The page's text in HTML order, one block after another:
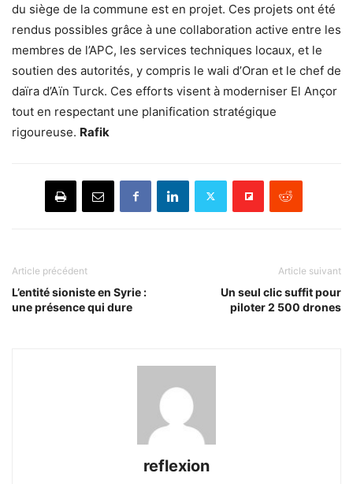
du siège de la commune est en projet. Ces projets ont été
rendus possibles grâce à une collaboration active entre les
membres de l’APC, les services techniques locaux, et le
soutien des autorités, y compris le wali d’Oran et le chef de
daïra d’Aïn Turck. Ces efforts visent à moderniser El Ançor
tout en respectant une planification stratégique
rigoureuse. Rafik
Article précédent
L’entité sioniste en Syrie :
une présence qui dure
Article suivant
Un seul clic suffit pour
piloter 2 500 drones
reflexion